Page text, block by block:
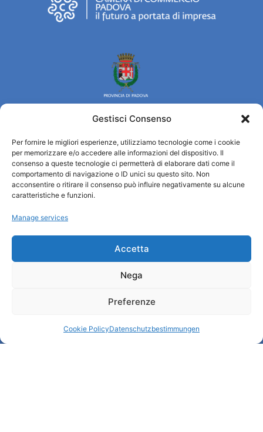
Gestisci Consenso
Per fornire le migliori esperienze, utilizziamo tecnologie come i cookie
per memorizzare e/o accedere alle informazioni del dispositivo. Il
consenso a queste tecnologie ci permetterà di elaborare dati come il
comportamento di navigazione o ID unici su questo sito. Non
acconsentire o ritirare il consenso può influire negativamente su alcune
caratteristiche e funzioni.
Manage services
Accetta
Nega
Preferenze
Cookie PolicyDatenschutzbestimmungen
Turismo Padova
Wer sind wir
Informationsbüro und touristenempfang / IAT
Cookie Policy (UE)
Nützliche Dienstleistungen